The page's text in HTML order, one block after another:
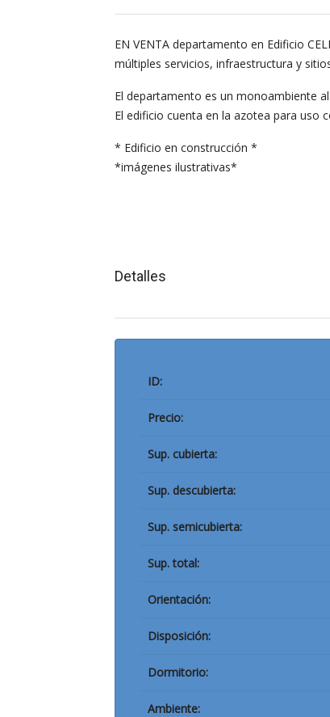
EN VENTA departamento en Edificio
múltiples servicios, infraestructura y
El departamento es un monoambiente
El edificio cuenta en la azotea para uso
* Edificio en construcción *
*imágenes ilustrativas*
Detalles
ID:
Precio:
Sup. cubierta:
Sup. descubierta:
Sup. semicubierta:
Sup. total:
Orientación:
Disposición:
Dormitorio:
Ambiente: